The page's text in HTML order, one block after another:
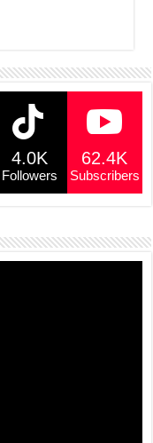
4.0K
Followers
62.4K
Subscribers